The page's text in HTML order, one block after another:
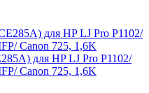
для HP LJ Pro P1102/
Canon 725, 1,6K